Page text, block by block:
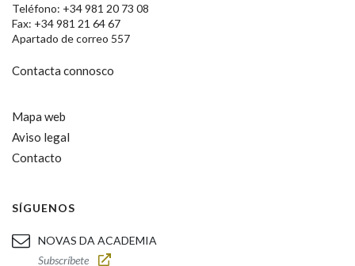
Teléfono: +34 981 20 73 08
Fax: +34 981 21 64 67
Apartado de correo 557
Contacta connosco
Mapa web
Aviso legal
Contacto
SÍGUENOS
NOVAS DA ACADEMIA
Subscríbete